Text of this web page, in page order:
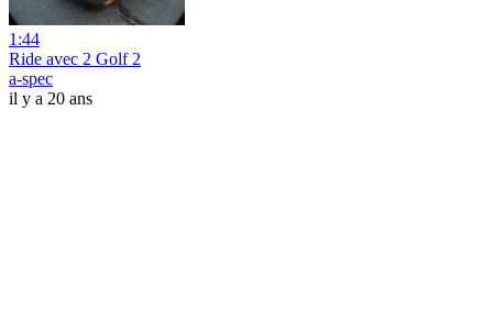
1:44
Ride avec 2 Golf 2
a-spec
il y a 20 ans